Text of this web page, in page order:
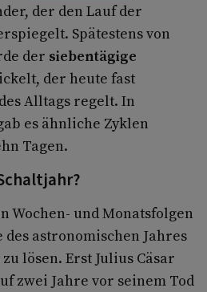
der den Lauf der
Spätestens von
der siebentägige
der heute fast
Alltags regelt. In
es ähnliche Zyklen
Tagen.
Wochen- und Monatsfolgen
des astronomischen Jahres
lösen. Erst Julius Cäsar
zwei Jahre vor seinem Tod